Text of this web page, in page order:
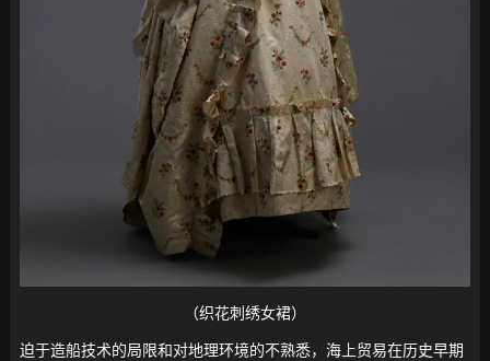
（织花刺绣女裙）
迫于造船技术的局限和对地理环境的不熟悉，海上贸易在历史早期